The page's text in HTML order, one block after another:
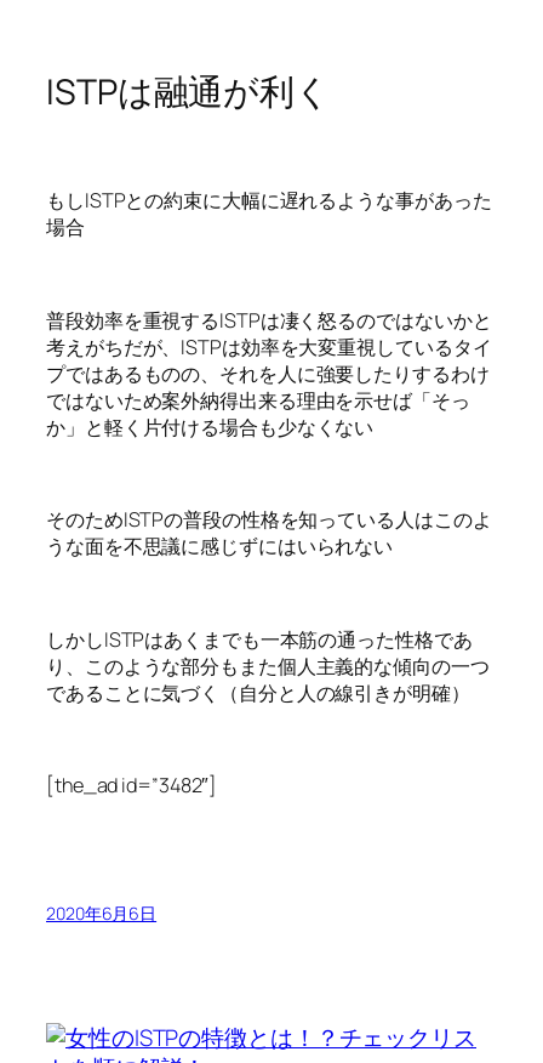
ISTPは融通が利く
もしISTPとの約束に大幅に遅れるような事があった
場合
普段効率を重視するISTPは凄く怒るのではないかと
考えがちだが、ISTPは効率を大変重視しているタイ
プではあるものの、それを人に強要したりするわけ
ではないため案外納得出来る理由を示せば「そっ
か」と軽く片付ける場合も少なくない
そのためISTPの普段の性格を知っている人はこのよ
うな面を不思議に感じずにはいられない
しかしISTPはあくまでも一本筋の通った性格であ
り、このような部分もまた個人主義的な傾向の一つ
であることに気づく（自分と人の線引きが明確）
[the_ad id=”3482″]
2020年6月6日